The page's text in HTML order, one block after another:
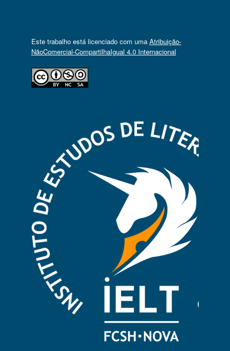
Este trabalho está licenciado com uma Atribuição-
NãoComercial-CompartilhaIgual 4.0 Internacional